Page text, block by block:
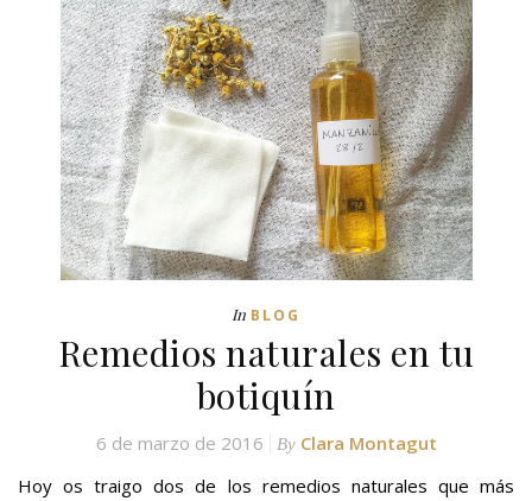
In BLOG
Remedios naturales en tu
botiquín
6 de marzo de 2016 By Clara Montagut
Hoy os traigo dos de los remedios naturales que más